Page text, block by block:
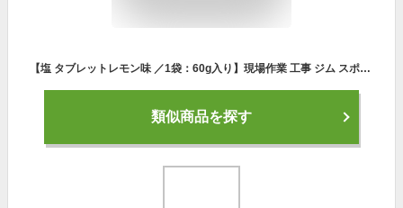
【塩 タブレットレモン味 ／1袋：60g入り】現場作業 工事 ジム スポーツ 汗 をかく人の 熱中症対策 塩分補給 熱中症予防 塩ラムネ 熱中症対策 塩飴 と違い熱でべたつかず 携帯に便利 子供 熱中症対策グッズ 農作業 塩タブレット 業務用
類似商品を探す